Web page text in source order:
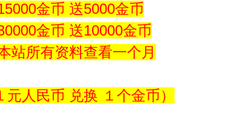
金币 送5000金币
金币 送10000金币
站所有资料查看一个月
人民币 兑换 １个金币）